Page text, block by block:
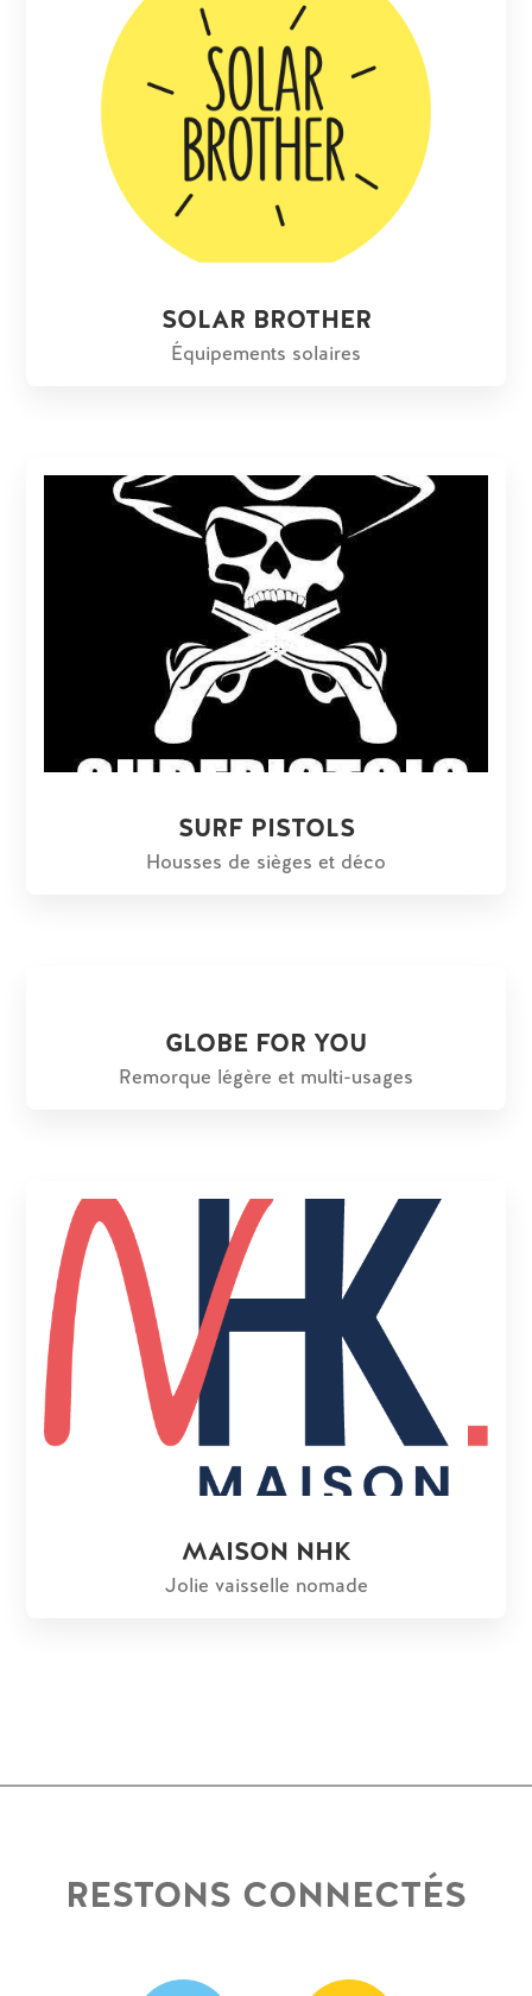
SOLAR BROTHER
Équipements solaires
SURF PISTOLS
Housses de sièges et déco
GLOBE FOR YOU
Remorque légère et multi-usages
MAISON NHK
Jolie vaisselle nomade
RESTONS CONNECTÉS